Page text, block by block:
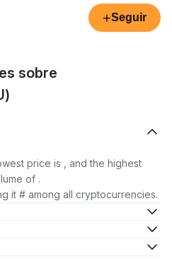
+Seguir
sobre
price is , and the highest
of .
it # among all cryptocurrencies.